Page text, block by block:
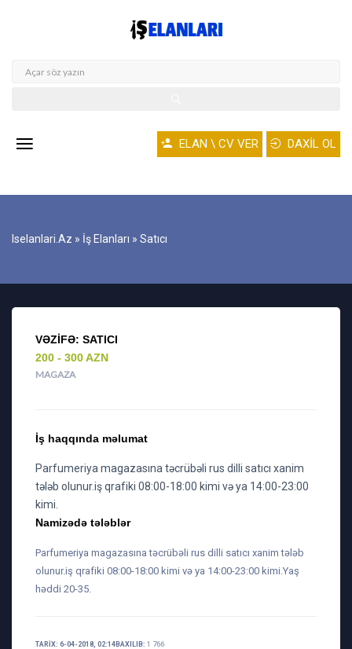
ELAN \ CV VER DAXİL OL
Iselanlari.az » İş Elanları » Satıcı
VƏZIFƏ: SATICI
200 - 300 AZN
MAGAZA
İş haqqında məlumat
Parfumeriya magazasına təcrübəli rus dilli satıcı xanim
tələb olunur.iş qrafiki 08:00-18:00 kimi və ya 14:00-23:00
kimi.
Namizədə tələblər
Parfumeriya magazasına təcrübəli rus dilli satıcı xanim tələb
olunur.iş qrafiki 08:00-18:00 kimi və ya 14:00-23:00 kimi.Yaş
həddi 20-35.
TARIX: 6-04-2018, 02:14 BAXILIB: 1 766